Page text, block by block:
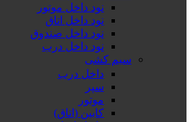
نود داخل موتور
نود داخل اتاق
نود داخل صندوق
نود داخل درب
سیم کشی
داخل درب
سپر
موتور
کابین (اتاق)